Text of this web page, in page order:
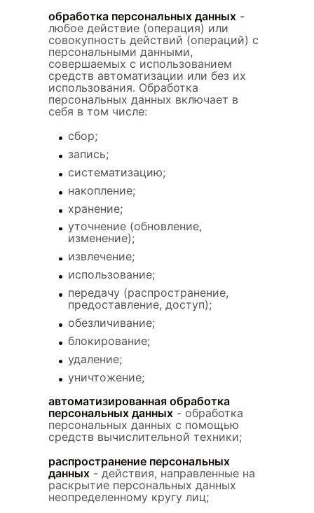
обработка персональных данных -
любое действие (операция) или
совокупность действий (операций) с
персональными данными,
совершаемых с использованием
средств автоматизации или без их
использования. Обработка
персональных данных включает в
себя в том числе:
сбор;
запись;
систематизацию;
накопление;
хранение;
уточнение (обновление,
изменение);
извлечение;
использование;
передачу (распространение,
предоставление, доступ);
обезличивание;
блокирование;
удаление;
уничтожение;
автоматизированная обработка
персональных данных - обработка
персональных данных с помощью
средств вычислительной техники;
распространение персональных
данных - действия, направленные на
раскрытие персональных данных
неопределенному кругу лиц;